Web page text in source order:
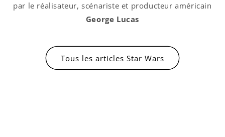
par le réalisateur, scénariste et producteur américain
George Lucas
Tous les articles Star Wars
Connectez-vous à votre compte pour ajouter
des produits à votre liste de souhaits et
Se connecter